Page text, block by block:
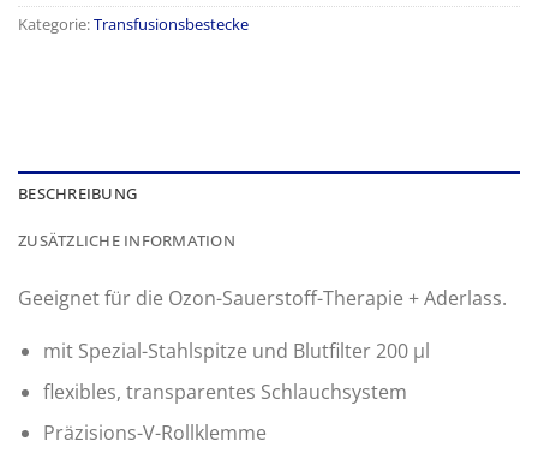
Kategorie:Transfusionsbestecke
BESCHREIBUNG
ZUSÄTZLICHE INFORMATION
Geeignet für die Ozon-Sauerstoff-Therapie + Aderlass.
mit Spezial-Stahlspitze und Blutfilter 200 µl
flexibles, transparentes Schlauchsystem
Präzisions-V-Rollklemme